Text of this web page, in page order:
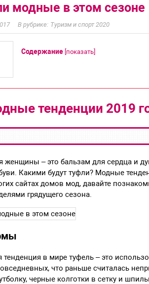
модные в этом сезоне
Туризм и спорт 2020
Содержание [показать]
тенденции 2019
женщины – это бальзам для сердца и
Какими будут туфли? Модные
сайтах домов мод, давайте
грядущего сезона.
тенденция в мире туфель – это
что раньше считалась
черные колготки в сетку и